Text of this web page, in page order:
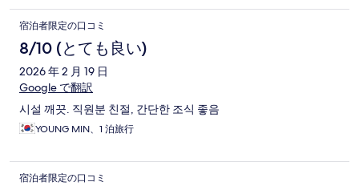
宿泊者限定の口コミ
8/10 (とても良い)
2026 年 2 月 19 日
Google で翻訳
시설 깨끗. 직원분 친절, 간단한 조식 좋음
YOUNG MIN、1 泊旅行
宿泊者限定の口コミ